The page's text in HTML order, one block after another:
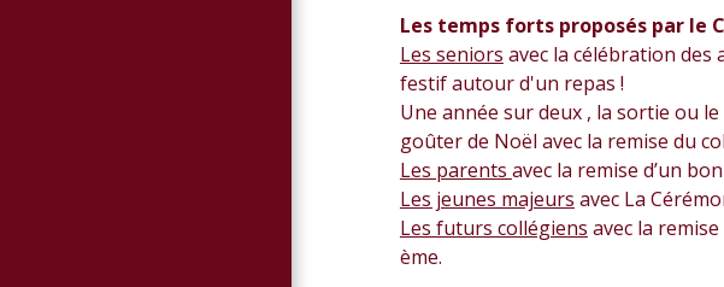
Les temps forts proposés par le
Les seniors avec la célébration des
festif autour d'un repas !
Une année sur deux , la sortie ou
goûter de Noël avec la remise du
Les parents avec la remise d’un
Les jeunes majeurs avec La
Les futurs collégiens avec la
ème.